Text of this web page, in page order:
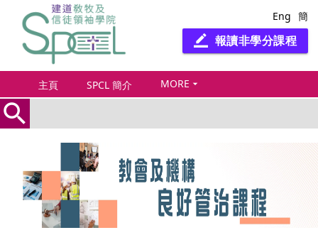
Eng 簡
border_color 報讀非學分課程
主頁 SPCL 簡介 MORE arrow_drop_down
search